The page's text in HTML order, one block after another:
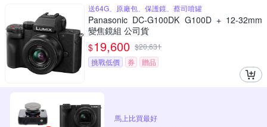
送64G、原廠包、保護鏡、蔡司噴罐
Panasonic DC-G100DK G100D + 12-32mm
變焦鏡組 公司貨
$19,600 $20,631
挑戰低價
券 贈品
馬上比買最好